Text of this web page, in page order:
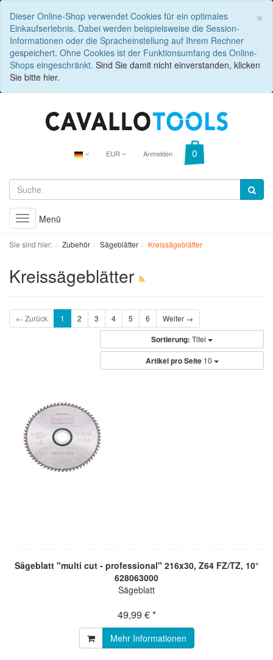
×
Dieser Online-Shop verwendet Cookies für ein optimales
Einkaufserlebnis. Dabei werden beispielsweise die Session-
Informationen oder die Spracheinstellung auf Ihrem Rechner
gespeichert. Ohne Cookies ist der Funktionsumfang des Online-
Shops eingeschränkt. Sind Sie damit nicht einverstanden, klicken
Sie bitte hier.
EUR Anmelden
Toggle
navigation
Menü
Sie sind hier: Zubehör Sägeblätter Kreissägeblätter
Kreissägeblätter
← Zurück 1 2 3 4 5 6 Weiter →
Sortierung: Titel
Artikel pro Seite 10
Sägeblatt "multi cut - professional" 216x30, Z64 FZ/TZ, 10°
628063000
Sägeblatt
49,99 € *
Mehr Informationen